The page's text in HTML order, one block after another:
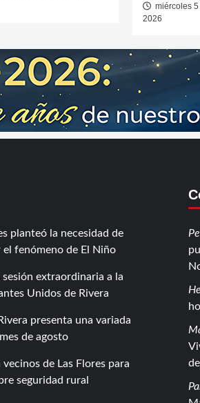
miércoles
2026
planteó la necesidad de
fenómeno de El Niño
extraordinaria a la
Unidos de Rivera
presenta una variada
de agosto
de Las Flores para
seguridad rural